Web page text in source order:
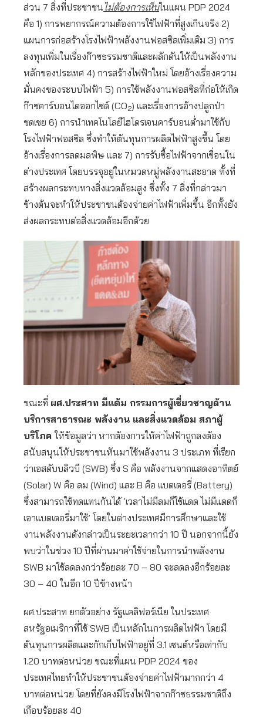
ส่วน 7 สิ่งที่ประชาชน ไม่ต้องการเห็นในแผน PDP 2024
คือ 1) การพยากรณ์ความต้องการใช้ไฟฟ้าที่สูงเกินจริง 2)
แผนการก่อสร้างโรงไฟฟ้าพลังงานฟอสซิลเพิ่มเติม 3) การ
ลงทุนเพิ่มในเรื่องก๊าซธรรมชาติและผลักดันให้เป็นพลังงาน
หลักของประเทศ 4) การสร้างไฟฟ้าใหม่ โดยอ้างเรื่องความ
มั่นคงของระบบไฟฟ้า 5) การใช้พลังงานฟอสซิลที่ก่อให้เกิด
ก๊าซคาร์บอนไดออกไซด์ (CO2) และเรื่องการอ้างปลูกป่า
ชดเชย 6) การนำเทคโนโลยีไฮโดรเจนคาร์บอนต่ำมาใช้กับ
โรงไฟฟ้าฟอสซิล ซึ่งทำให้ต้นทุนการผลิตไฟฟ้าสูงขึ้น โดย
อ้างเรื่องการลดมลพิษ และ 7) การรับซื้อไฟฟ้าจากเขื่อนใน
ต่างประเทศ โดยบรรจุอยู่ในหมวดหมู่พลังงานสะอาด ทั้งที่
สร้างผลกระทบทางสิ่งแวดล้อมสูง ซึ่งทั้ง 7 สิ่งที่กล่าวมา
ข้างต้นจะทำให้ประชาชนต้องจ่ายค่าไฟฟ้าเพิ่มขึ้น อีกทั้งยัง
ส่งผลกระทบต่อสิ่งแวดล้อมอีกด้วย
ขณะที่ ผศ.ประสาท มีแต้ม กรรมการผู้เชี่ยวชาญด้าน
บริการสาธารณะ พลังงาน และสิ่งแวดล้อม สภาผู้
บริโภคให้ข้อมูลว่า หากต้องการให้ค่าไฟฟ้าถูกลงต้อง
สนับสนุนให้ประชาชนหันมาใช้พลังงาน 3 ประเภท ที่เรียก
ว่าเอสดับบลิวบี (SWB) ซึ่ง S คือ พลังงานจากแสดงอาทิตย์
(Solar) W คือ ลม (Wind) และ B คือ แบตเตอรี่ (Battery)
ซึ่งสามารถใช้ทดแทนกันได้ ‘เวลาไม่มีลมก็ใช้แดด ไม่มีแดดก็
เอาแบตเตอรี่มาใช้’ โดยในต่างประเทศมีการศึกษาและใช้
งานพลังงานดังกล่าวเป็นระยะเวลากว่า 10 ปี นอกจากนี้ยัง
พบว่าในช่วง 10 ปีที่ผ่านมาค่าใช้จ่ายในการนำพลังงาน
SWB มาใช้ลดลงกว่าร้อยละ 70 – 80 จะลดลงอีกร้อยละ
30 – 40 ในอีก 10 ปีข้างหน้า
ผศ.ประสาท ยกตัวอย่าง รัฐแคลิฟอร์เนีย ในประเทศ
สหรัฐอเมริกาที่ใช้ SWB เป็นหลักในการผลิตไฟฟ้า โดยมี
ต้นทุนการผลิตและกักเก็บไฟฟ้าอยู่ที่ 3.1 เซนต์หรือเท่ากับ
1.20 บาทต่อหน่วย ขณะที่แผน PDP 2024 ของ
ประเทศไทยทำให้ประชาชนต้องจ่ายค่าไฟฟ้ามากกว่า 4
บาทต่อหน่วย โดยที่ยังคงมีโรงไฟฟ้าจากก๊าซธรรมชาติถึง
เกือบร้อยละ 40